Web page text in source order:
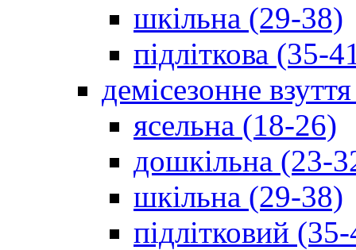
шкільна (29-38)
підліткова (35-
демісезонне
ясельна (18-26)
дошкільна (23-
шкільна (29-38)
підлітковий